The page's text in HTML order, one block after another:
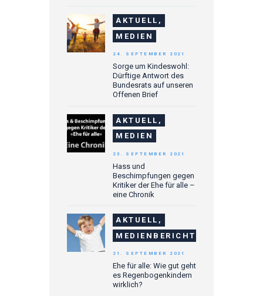
AKTUELL,
MEDIEN
Sorge um Kindeswohl:
Dürftige Antwort des
Bundesrats auf unseren
Offenen Brief
24. SEPTEMBER 2021
AKTUELL,
MEDIEN
Hass und
Beschimpfungen gegen
Kritiker der Ehe für alle –
eine Chronik
23. SEPTEMBER 2021
AKTUELL,
MEDIENBERICHTE
Ehe für alle: Wie gut geht
es Regenbogenkindern
wirklich?
21. SEPTEMBER 2021